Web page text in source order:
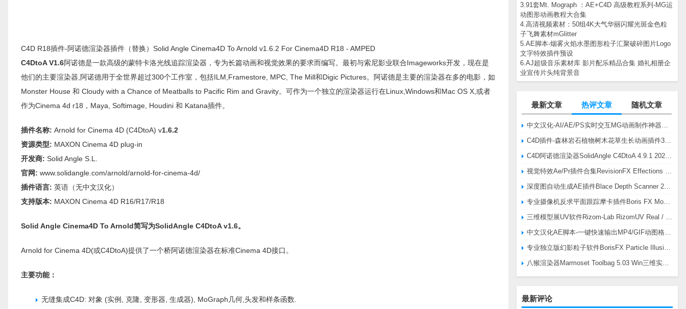
3.91套Mt. Mograph ：AE+C4D 高级教程系列-MG运
动图形动画教程大合集
4.高清视频素材：50组4K大气华丽闪耀光斑金色粒
子飞舞素材mGlitter
5.AE脚本-烟雾火焰水墨图形粒子汇聚破碎图片Logo
文字特效插件预设
6.AJ超级音乐素材库 影片配乐精品合集 婚礼相册企
业宣传片头纯背景音
最新文章 热评文章 随机文章
最新评论
C4D R18插件-阿诺德渲染器插件（替换）Solid Angle Cinema4D To Arnold v1.6.2 For Cinema4D R18 - AMPED
C4DtoA V1.6阿诺德是一款高级的蒙特卡洛光线追踪渲染器，专为长篇动画和视觉效果的要求而编写。最初与索尼影业联合Imageworks开发，现在是
他们的主要渲染器,阿诺德用于全世界超过300个工作室，包括ILM,Framestore, MPC, The Mill和Digic Pictures。阿诺德是主要的渲染器在多的电影，如
Monster House 和 Cloudy with a Chance of Meatballs to Pacific Rim and Gravity。可作为一个独立的渲染器运行在Linux,Windows和Mac OS X,或者
作为Cinema 4d r18，Maya, Softimage, Houdini 和 Katana插件。
插件名称: Arnold for Cinema 4D (C4DtoA) v1.6.2
资源类型: MAXON Cinema 4D plug-in
开发商: Solid Angle S.L.
官网: www.solidangle.com/arnold/arnold-for-cinema-4d/
插件语言: 英语（无中文汉化）
支持版本: MAXON Cinema 4D R16/R17/R18
Solid Angle Cinema4D To Arnold简写为SolidAngle C4DtoA v1.6。
Arnold for Cinema 4D(或C4DtoA)提供了一个桥阿诺德渲染器在标准Cinema 4D接口。
主要功能：
无缝集成C4D: 对象 (实例, 克隆, 变形器, 生成器), MoGraph几何,头发和样条函数.